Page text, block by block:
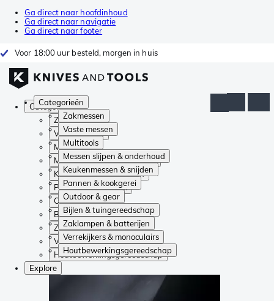
Ga direct naar hoofdinhoud
Ga direct naar navigatie
Ga direct naar footer
Voor 18:00 uur besteld, morgen in huis
Categorieën
Zakmessen
Vaste messen
Multitools
Messen slijpen & onderhoud
Keukenmessen & snijden
Pannen & kookgerei
Outdoor & gear
Bijlen & tuingereedschap
Zaklampen & batterijen
Verrekijkers & monoculairs
Houtbewerkingsgereedschap
Categorieën
Zakmessen
Vaste messen
Multitools
Messen slijpen & onderhoud
Keukenmessen & snijden
Pannen & kookgerei
Outdoor & gear
Bijlen & tuingereedschap
Zaklampen & batterijen
Verrekijkers & monoculairs
Houtbewerkingsgereedschap
Explore